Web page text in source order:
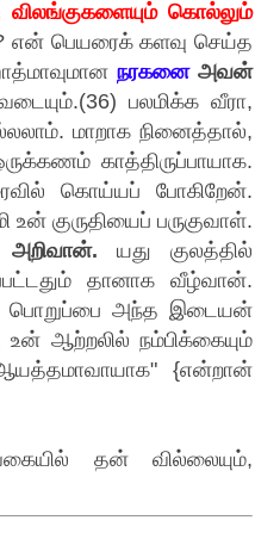
கொல்லும்
பெயரைக் களவு செய்த
நரகனைஅவன்
பலமிக்க வீரா,
மாறாக நினைத்தால்,
காத்திருப்பாயாக.
கொய்யப் போகிறேன்.
குருதியைப் பருகுவாள்.
யது குலத்தில்
தானாக வீழ்வான்.
பொறுப்பை அந்த இடையன்
ஆற்றலில் நம்பிக்கையும்
{என்றான்
தன் வில்லையும்,